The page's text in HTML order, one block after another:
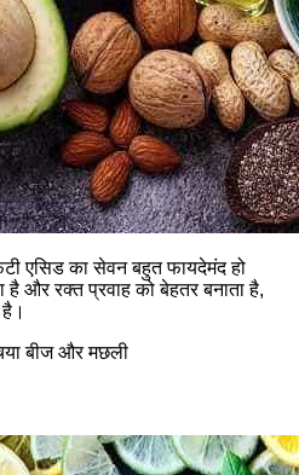
एसिड का सेवन बहुत फायदेमंद हो
और रक्त प्रवाह को बेहतर बनाता है,
बीज और मछली